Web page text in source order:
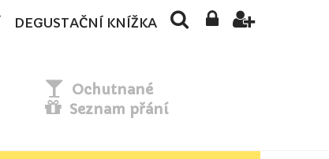
DEGUSTAČNÍ KNÍŽKA
Ochutnané
Seznam přání